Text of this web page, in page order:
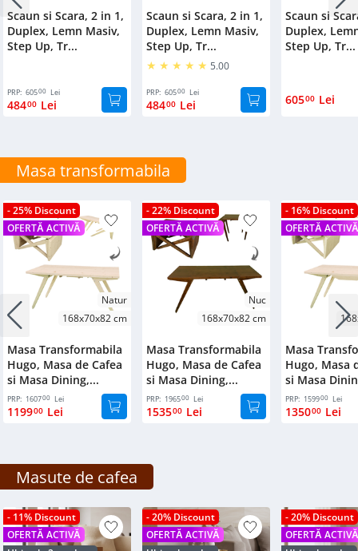
Scaun si Scara, 2 in 1,
Duplex, Lemn Masiv,
Step Up, Tr...
PRP: 60500 Lei
48400 Lei
Scaun si Scara, 2 in 1,
Duplex, Lemn Masiv,
Step Up, Tr...
5.00
PRP: 60500 Lei
48400 Lei
Scaun si
Duplex,
Step Up, Tr...
60500 Lei
Masa transformabila
- 25% Discount
OFERTĂ ACTIVĂ
Natur
168x70x82 cm
Masa Transformabila
Hugo, Masa de Cafea
si Masa Dining,...
PRP: 160700 Lei
119900 Lei
- 22% Discount
OFERTĂ ACTIVĂ
Nuc
168x70x82 cm
Masa Transformabila
Hugo, Masa de Cafea
si Masa Dining,...
PRP: 196500 Lei
153500 Lei
- 16% Discount
OFERTĂ ACTIVĂ
Masa
Hugo, Masa
si Masa
PRP: 159900 Lei
135000 Lei
Masute de cafea
- 11% Discount
OFERTĂ ACTIVĂ
- 20% Discount
OFERTĂ ACTIVĂ
- 20% Discount
OFERTĂ ACTIVĂ